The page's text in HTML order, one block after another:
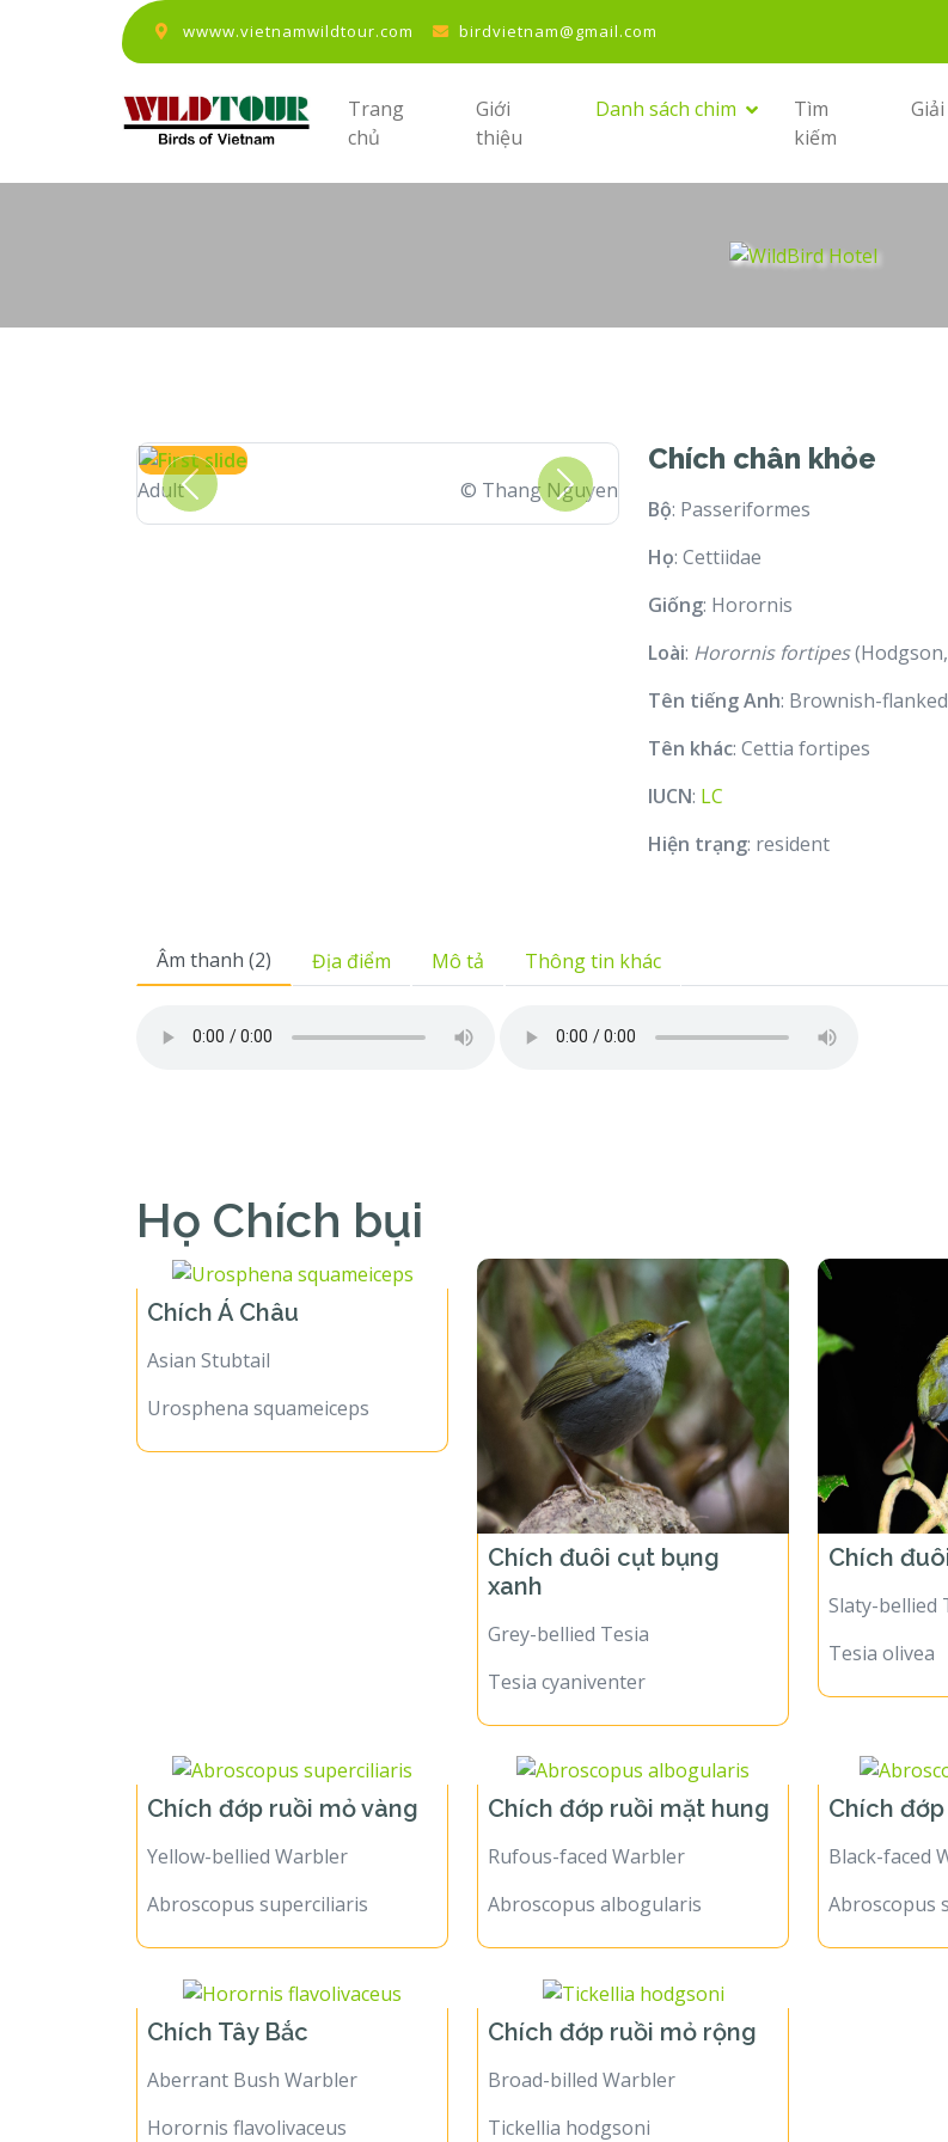
wwww.vietnamwildtour.com birdvietnam@gmail.com
Trang
chủ
Giới
thiệu
Danh sách chim
Tìm
kiếm
Adult © Thang Nguyen
Previous Next
Chích chân khỏe
Bộ: Passeriformes
Họ: Cettiidae
Giống: Horornis
Loài: Horornis fortipes
Tên tiếng Anh: Brownish-
Tên khác: Cettia fortipes
IUCN: LC
Hiện trạng: resident
Âm thanh (2) Địa điểm Mô tả Thông tin khác
Họ Chích bụi
Chích Á Châu
Asian Stubtail
Urosphena squameiceps
Chích đuôi cụt bụng
xanh
Grey-bellied Tesia
Tesia cyaniventer
Chích
Slaty-bellied
Tesia olivea
Chích đớp ruồi mỏ vàng
Yellow-bellied Warbler
Abroscopus superciliaris
Chích đớp ruồi mặt hung
Rufous-faced Warbler
Abroscopus albogularis
Chích
Black-faced
Abroscopus
Chích Tây Bắc
Aberrant Bush Warbler
Horornis flavolivaceus
Chích đớp ruồi mỏ rộng
Broad-billed Warbler
Tickellia hodgsoni